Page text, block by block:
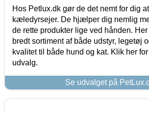
Hos Petlux.dk gør de det nemt for dig
kæledyrsejer. De hjælper dig nemlig
de rette produkter lige ved hånden.
bredt sortiment af både udstyr, legetøj
kvalitet til både hund og kat. Klik her
udvalg.
Se udvalget på